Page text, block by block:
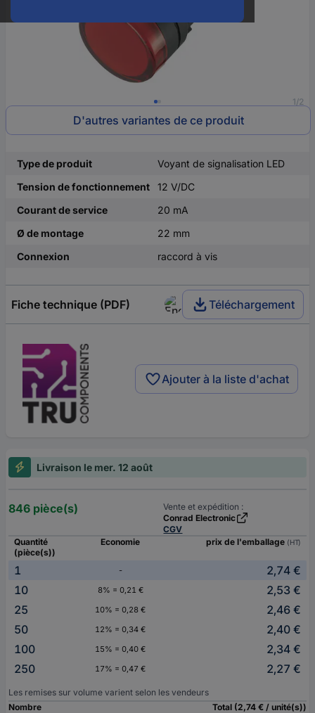
1/2
D'autres variantes de ce produit
Type de produit
Voyant de signalisation LED
Tension de fonctionnement
12 V/DC
Courant de service
20 mA
Ø de montage
22 mm
Connexion
raccord à vis
Fiche technique (PDF) Téléchargement
Ajouter à la liste d'achat
Livraison le mer. 12 août
846 pièce(s)
Vente et expédition :
Conrad Electronic
CGV
Quantité
(pièce(s))
Economie prix de l'emballage (HT)
1 -
2,74 €
10
8% = 0,21 €
2,53 €
25
10% = 0,28 €
2,46 €
50
12% = 0,34 €
2,40 €
100
15% = 0,40 €
2,34 €
250
17% = 0,47 € 2,27 €
Les remises sur volume varient selon les vendeurs
Nombre
Total (2,74 € / unité(s))